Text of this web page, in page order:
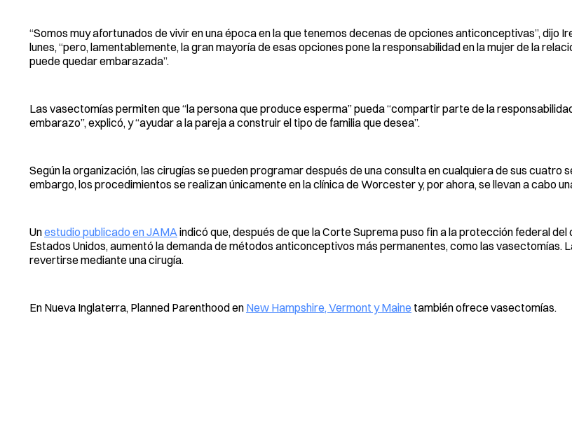
“Somos muy afortunados de vivir en una época en la que tenemos decenas de opciones anticonceptivas”, dijo
lunes, “pero, lamentablemente, la gran mayoría de esas opciones pone la responsabilidad en la mujer de la
puede quedar embarazada”.
Las vasectomías permiten que “la persona que produce esperma” pueda “compartir parte de la
embarazo”, explicó, y “ayudar a la pareja a construir el tipo de familia que desea”.
Según la organización, las cirugías se pueden programar después de una consulta en cualquiera de sus cuatro
embargo, los procedimientos se realizan únicamente en la clínica de Worcester y, por ahora, se llevan a cabo
Unestudio publicado en JAMA indicó que, después de que la Corte Suprema puso fin a la protección federal
Estados Unidos, aumentó la demanda de métodos anticonceptivos más permanentes, como las vasectomías.
revertirse mediante una cirugía.
En Nueva Inglaterra, Planned Parenthood en New Hampshire, Vermont y Maine también ofrece vasectomías.